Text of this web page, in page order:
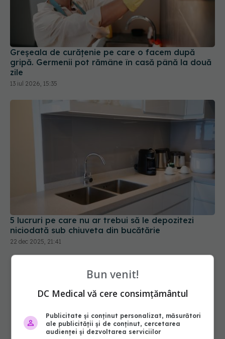
Greșeala de curățenie pe care o facem după
gripă. Germenii pot rămâne în casă până la două
zile
13 iul 2026, 15:35
5 lucruri pe care nu ar trebui să le depozitezi
niciodată sub chiuveta din bucătărie
22 dec 2025, 21:41
Bun venit!
DC Medical vă cere consimțământul
Publicitate și conținut personalizat, măsurători
ale publicității și de conținut, cercetarea
audienței și dezvoltarea serviciilor